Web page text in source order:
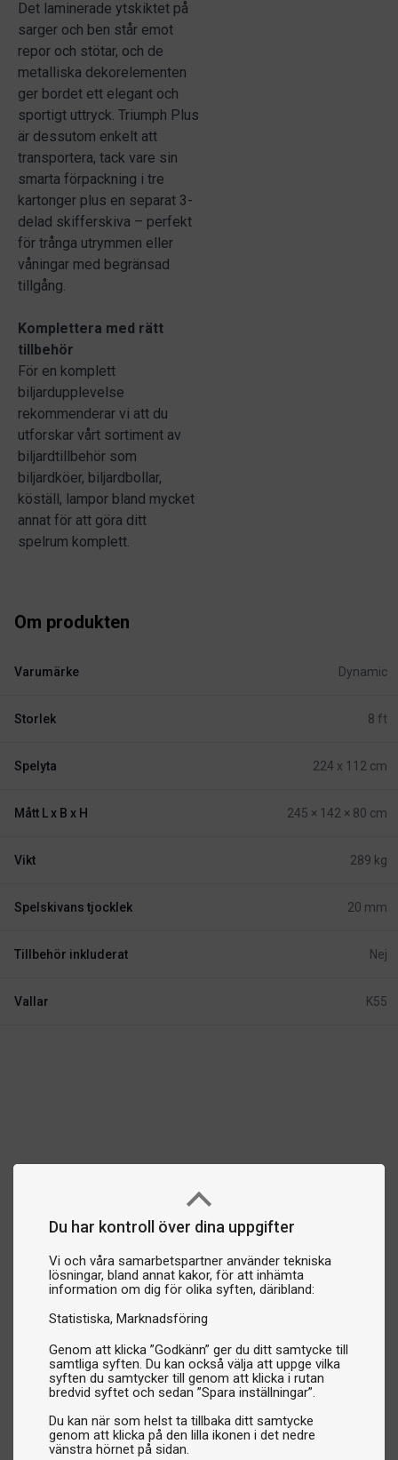
Du har kontroll över dina uppgifter
Vi och våra samarbetspartner använder tekniska
lösningar, bland annat kakor, för att inhämta
information om dig för olika syften, däribland:
Statistiska Marknadsföring
Genom att klicka ”Godkänn” ger du ditt samtycke till
samtliga syften. Du kan också välja att uppge vilka
syften du samtycker till genom att klicka i rutan
bredvid syftet och sedan ”Spara inställningar”.
Du kan när som helst ta tillbaka ditt samtycke
genom att klicka på den lilla ikonen i det nedre
vänstra hörnet på sidan.
Det laminerade ytskiktet på
sarger och ben står emot
repor och stötar, och de
metalliska dekorelementen
ger bordet ett elegant och
sportigt uttryck. Triumph Plus
är dessutom enkelt att
transportera, tack vare sin
smarta förpackning i tre
kartonger plus en separat 3-
delad skifferskiva – perfekt
för trånga utrymmen eller
våningar med begränsad
tillgång.
Komplettera med rätt
tillbehör
För en komplett
biljardupplevelse
rekommenderar vi att du
utforskar vårt sortiment av
biljardtillbehör som
biljardköer, biljardbollar,
köställ, lampor bland mycket
annat för att göra ditt
spelrum komplett.
Om produkten
Varumärke Dynamic
Storlek 8 ft
Spelyta 224 x 112 cm
Mått L x B x H 245 × 142 × 80 cm
Vikt 289 kg
Spelskivans tjocklek 20 mm
Tillbehör inkluderat Nej
Vallar K55